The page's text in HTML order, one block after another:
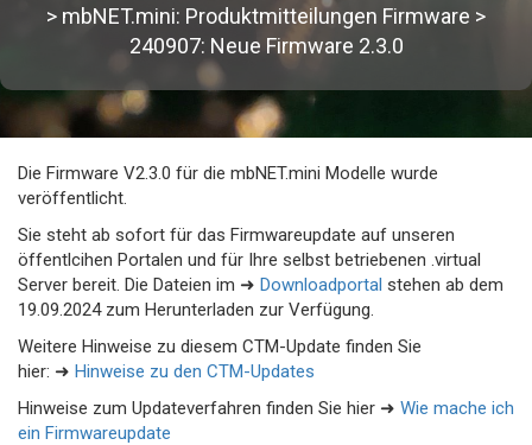
> mbNET.mini: Produktmitteilungen Firmware >
240907: Neue Firmware 2.3.0
Die Firmware V2.3.0 für die mbNET.mini Modelle wurde
veröffentlicht.
Sie steht ab sofort für das Firmwareupdate auf unseren
öffentlcihen Portalen und für Ihre selbst betriebenen .virtual
Server bereit. Die Dateien im ➜ Downloadportal stehen ab dem
19.09.2024 zum Herunterladen zur Verfügung.
Weitere Hinweise zu diesem CTM-Update finden Sie
hier: ➜ Hinweise zu den CTM-Updates
Hinweise zum Updateverfahren finden Sie hier ➜ Wie mache ich
ein Firmwareupdate